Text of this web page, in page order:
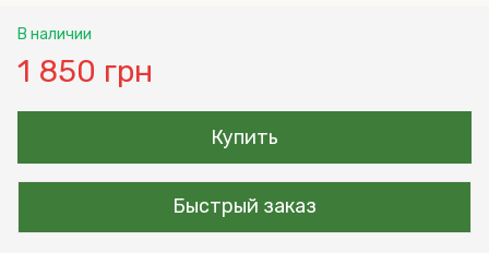
В наличии
1 850 грн
Купить
Быстрый заказ